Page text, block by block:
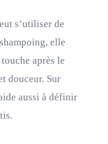
s’utiliser de
elle
après le
douceur. Sur
aussi à définir